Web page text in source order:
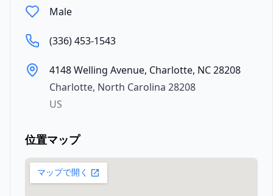
Male
(336) 453-1543
4148 Welling Avenue, Charlotte, NC 28208
Charlotte, North Carolina 28208
US
位置マップ